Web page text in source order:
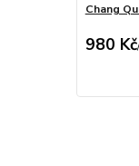
Chang
980 Kč/